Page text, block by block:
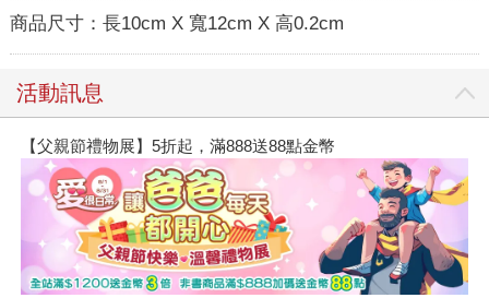
商品尺寸： 長10cm X 寬12cm X 高0.2cm
活動訊息
【父親節禮物展】5折起，滿888送88點金幣